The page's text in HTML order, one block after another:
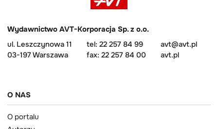
Wydawnictwo AVT-Korporacja Sp. z o.o.
ul. Leszczynowa 11
03-197 Warszawa
tel: 22 257 84 99
fax: 22 257 84 00
avt@avt.pl
avt.pl
O NAS
O portalu